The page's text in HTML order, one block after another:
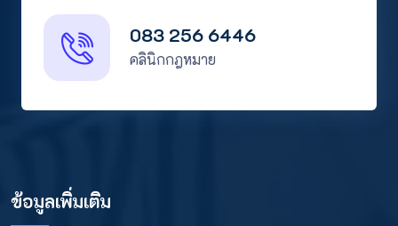
083 256 6446
คลินิกกฎหมาย
ข้อมูลเพิ่มเติม